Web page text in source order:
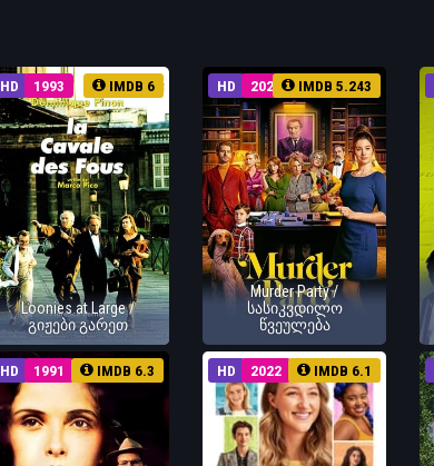
HD 1993 IMDB 6
Loonies at Large /
გიჟები გარეთ
HD 2022 IMDB 5.243
Murder Party /
სასიკვდილო
წვეულება
HD 1991 IMDB 6.3 HD 2022 IMDB 6.1